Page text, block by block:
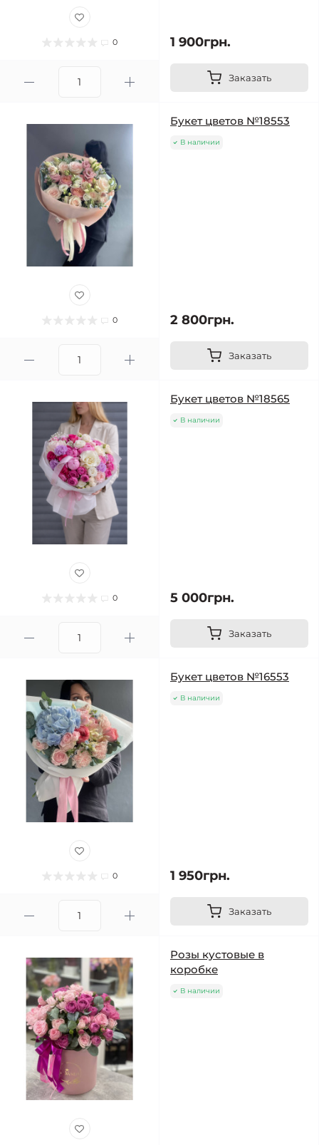
0 1 900грн.
Заказать
0
Букет цветов №18553
В наличии
2 800грн.
Заказать
0
Букет цветов №18565
В наличии
5 000грн.
Заказать
0
Букет цветов №16553
В наличии
1 950грн.
Заказать
Розы кустовые в
коробке
В наличии